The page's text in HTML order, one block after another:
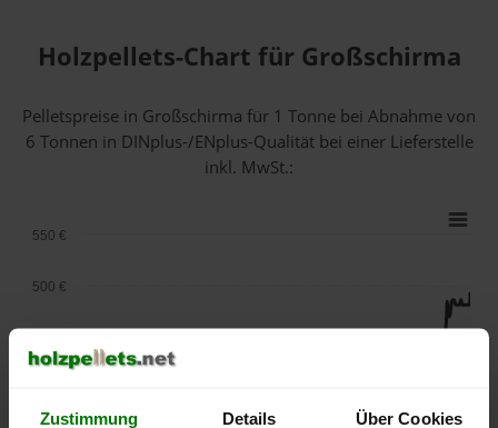
Zustimmung Details Über Cookies
Holzpellets-Chart für Großschirma
Pelletspreise in Großschirma für 1 Tonne bei Abnahmevon
6 Tonnen in DINplus-/ENplus-Qualität bei einer Lieferstelle
inkl. MwSt.:
500 €
550 €